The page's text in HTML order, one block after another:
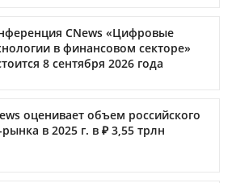
CNews «Цифровые
в финансовом секторе»
8 сентября 2026 года
оценивает объем российского
в 2025 г. в ₽ 3,55 трлн